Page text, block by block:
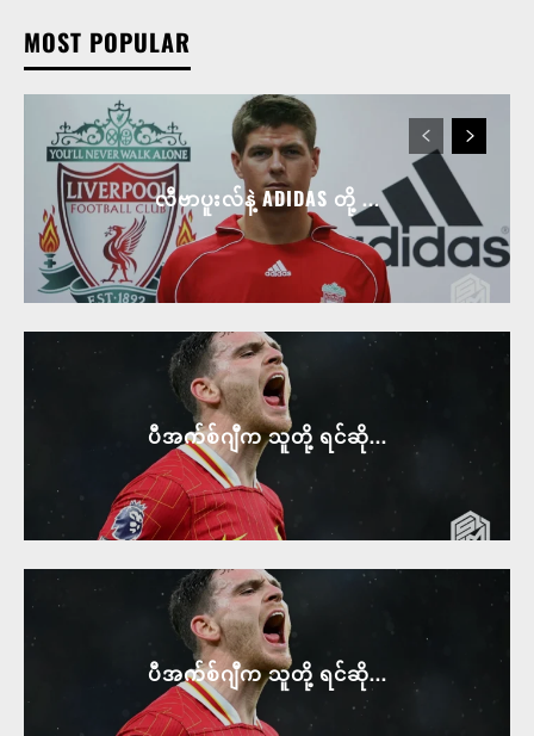
MOST POPULAR
လီဗာပူးလ်နဲ့ ADIDAS တို့ ...
ပီအက်စ်ဂျီက သူတို့ ရင်ဆို...
ပီအက်စ်ဂျီက သူတို့ ရင်ဆို...